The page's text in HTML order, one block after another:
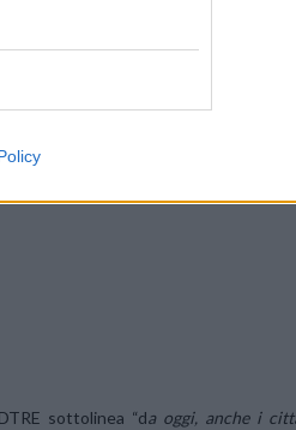
sottolinea “da oggi, anche i